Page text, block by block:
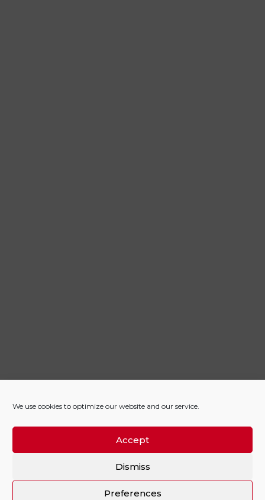
We use cookies to optimize our website and our service.
Accept
Dismiss
Preferences